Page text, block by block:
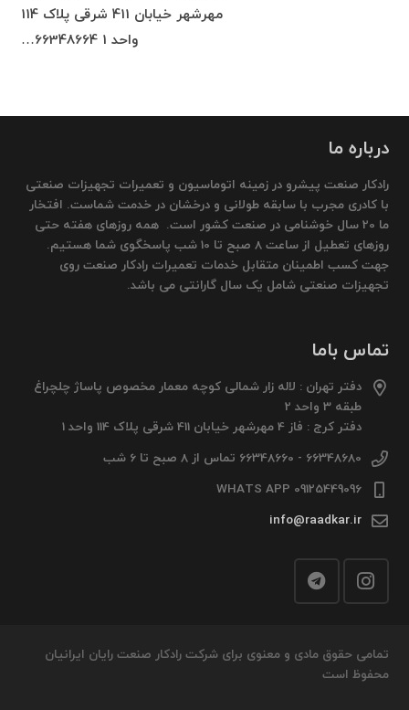
مهرشهر خیابان 411 شرقی پلاک 114
واحد 1 66348664…
درباره ما
رادکار صنعت پیشرو در زمینه اتوماسیون و تعمیرات تجهیزات صنعتی
با کادری مجرب با سابقه طولانی و درخشان در خدمت شماست. افتخار
ما 20 سال خوشنامی در صنعت کشور است. همه روزهای هفته حتی
روزهای تعطیل از ساعت 8 صبح تا 10 شب پاسخگوی شما هستیم.
جهت کسب اطمینان متقابل خدمات تعمیرات رادکار صنعت روی
تجهیزات صنعتی شامل یک سال گارانتی می باشد.
تماس باما
دفتر تهران : لاله زار شمالی کوچه معمار مخصوص پاساژ چلچراغ
طبقه 3 واحد 2
دفتر کرج : فاز 4 مهرشهر خیابان 411 شرقی پلاک 114 واحد 1
66348680 - 66348660 تماس از 8 صبح تا 6 شب
09125449096 WHATS APP
info@raadkar.ir
تمامی حقوق مادی و معنوی برای شرکت رادکار صنعت رایان ایرانیان
محفوظ است